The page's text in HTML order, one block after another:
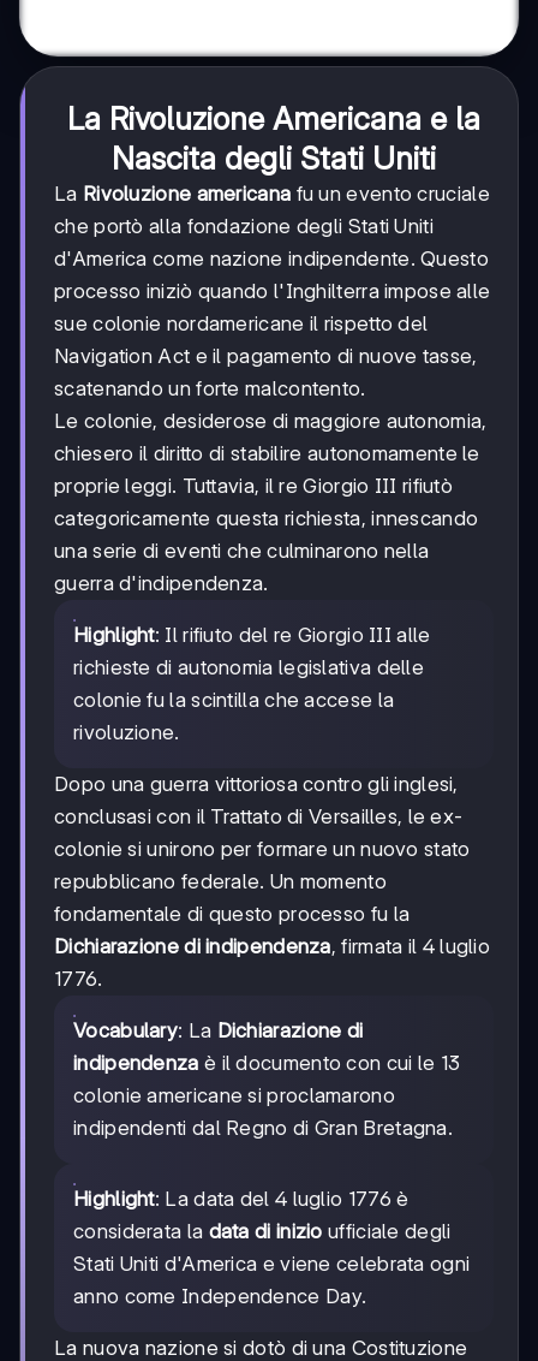
La Rivoluzione Americana e la
Nascita degli Stati Uniti
La Rivoluzione americana fu un evento cruciale
che portò alla fondazione degli Stati Uniti
d'America come nazione indipendente. Questo
processo iniziò quando l'Inghilterra impose alle
sue colonie nordamericane il rispetto del
Navigation Act e il pagamento di nuove tasse,
scatenando un forte malcontento.
Le colonie, desiderose di maggiore autonomia,
chiesero il diritto di stabilire autonomamente le
proprie leggi. Tuttavia, il re Giorgio III rifiutò
categoricamente questa richiesta, innescando
una serie di eventi che culminarono nella
guerra d'indipendenza.
Highlight: Il rifiuto del re Giorgio III alle
richieste di autonomia legislativa delle
colonie fu la scintilla che accese la
rivoluzione.
Dopo una guerra vittoriosa contro gli inglesi,
conclusasi con il Trattato di Versailles, le ex-
colonie si unirono per formare un nuovo stato
repubblicano federale. Un momento
fondamentale di questo processo fu la
Dichiarazione di indipendenza, firmata il 4 luglio
1776.
Vocabulary: La Dichiarazione di
indipendenza è il documento con cui le 13
colonie americane si proclamarono
indipendenti dal Regno di Gran Bretagna.
Highlight: La data del 4 luglio 1776 è
considerata la data di inizio ufficiale degli
Stati Uniti d'America e viene celebrata ogni
anno come Independence Day.
La nuova nazione si dotò di una Costituzione